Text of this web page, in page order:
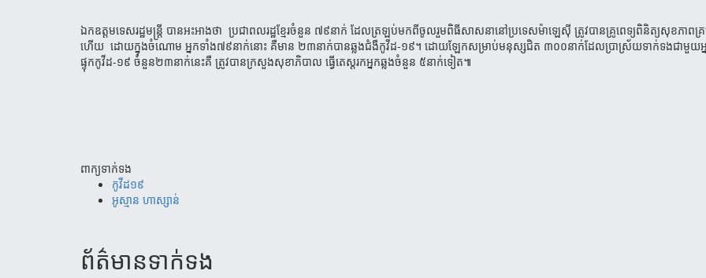
ឯកឧត្តមទេសរដ្ឋមន្ត្រី បានអះអាងថា ប្រជាពលរដ្ឋ​ខ្មែរចំនួន​ ​៧៩នាក់ ដែលត្រឡប់មកពីចូលរួមពិធី​សាសនា​​​នៅប្រទេស​ម៉ាឡេ​ស៊ី ត្រូវបានគ្រូពេទ្យពិនិត្យសុខភាពគ្
ហើយ ដោយក្នុង​ចំណោម អ្នកទាំង៧៩​នាក់នោះ គឺមាន ២៣នាក់បាន​ឆ្លងជំងឺ​កូវីដ-១៩។ ដោយឡែកសម្រាប់​មនុស្សជិត ៣០០នាក់​ដែល​ប្រាស្រ័យ​ទាក់ទងជាមួយ​អ្
ផ្ទុកកូវីដ-១៩ ចំនួន​២៣​នាក់​នេះគឺ ត្រូវបាន​ក្រសួង​​សុខា​ភិបា​ល​ ធ្វើតេស្តរកអ្នក​ឆ្លង​ចំនួន ៥នាក់ទៀត៕
ពាក្យទាក់ទង
កូវីដ១៩
អូស្មាន ហាស្សាន់
ព័ត៌មាន​ទាក់​ទង